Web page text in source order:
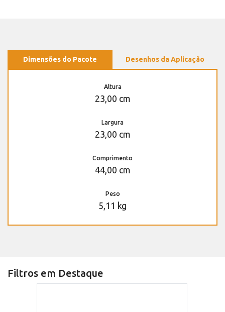
Dimensões do Pacote Desenhos da Aplicação
Altura
23,00 cm
Largura
23,00 cm
Comprimento
44,00 cm
Peso
5,11 kg
Filtros em Destaque